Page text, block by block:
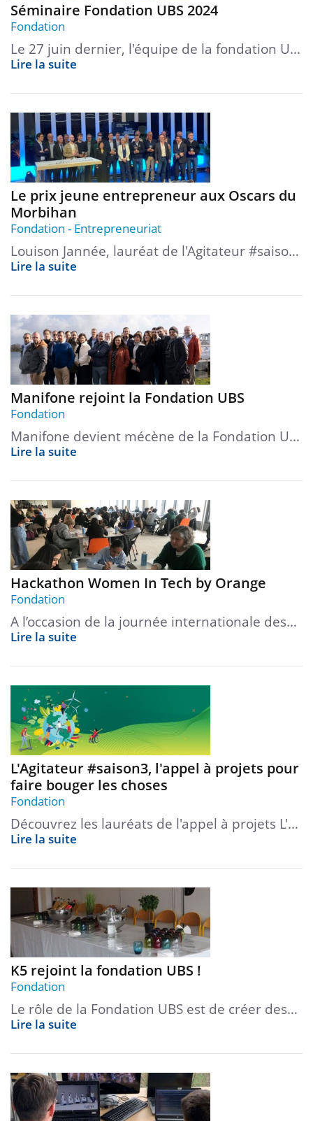
Séminaire Fondation UBS 2024
Fondation
Le 27 juin dernier, l'équipe de la fondation U…
Lire la suite
Le prix jeune entrepreneur aux Oscars du
Morbihan
Fondation Entrepreneuriat
Louison Jannée, lauréat de l'Agitateur #saiso…
Lire la suite
Manifone rejoint la Fondation UBS
Fondation
Manifone devient mécène de la Fondation U…
Lire la suite
Hackathon Women In Tech by Orange
Fondation
A l’occasion de la journée internationale des…
Lire la suite
L'Agitateur #saison3, l'appel à projets pour
faire bouger les choses
Fondation
Découvrez les lauréats de l'appel à projets L'…
Lire la suite
K5 rejoint la fondation UBS !
Fondation
Le rôle de la Fondation UBS est de créer des…
Lire la suite